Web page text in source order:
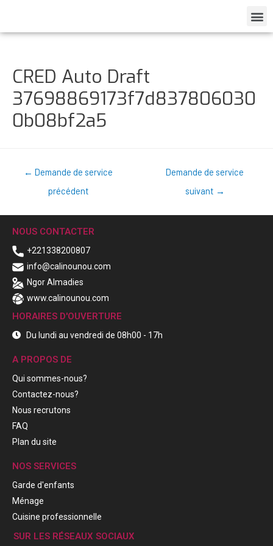
CRED Auto Draft
37698869173f7d837806030
0b08bf2a5
← Demande de service
précédent
Demande de service
suivant →
NOUS CONTACTER
+221338200807
info@calinounou.com
Ngor Almadies
www.calinounou.com
HORAIRES D'OUVERTURE
Du lundi au vendredi de 08h00 - 17h
A PROPOS DE
Qui sommes-nous?
Contactez-nous?
Nous recrutons
FAQ
Plan du site
NOS SERVICES
Garde d'enfants
Ménage
Cuisine professionnelle
SUR LES RÉSEAUX SOCIAUX